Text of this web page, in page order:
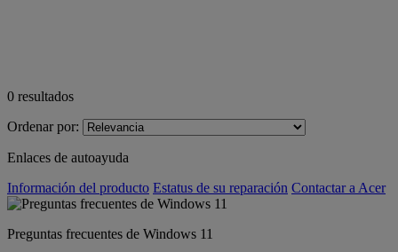
0 resultados
Ordenar por:
Enlaces de autoayuda
Información del producto Estatus de su reparación Contactar a Acer
Preguntas frecuentes de Windows 11